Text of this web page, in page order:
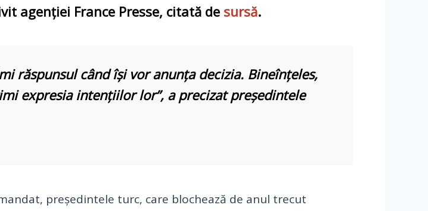
agenției France Presse, citată de sursă.
răspunsul când îşi vor anunţa decizia. Bineînţeles,
expresia intenţiilor lor”, a precizat preşedintele
preşedintele turc, care blochează de anul trecut